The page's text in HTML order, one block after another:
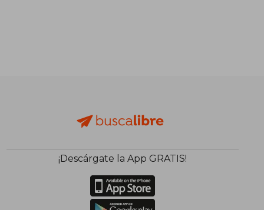
¡Descárgate la App GRATIS!